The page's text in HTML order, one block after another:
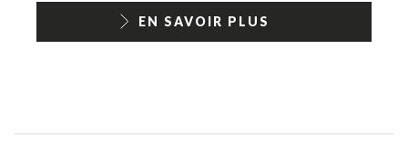
EN SAVOIR PLUS